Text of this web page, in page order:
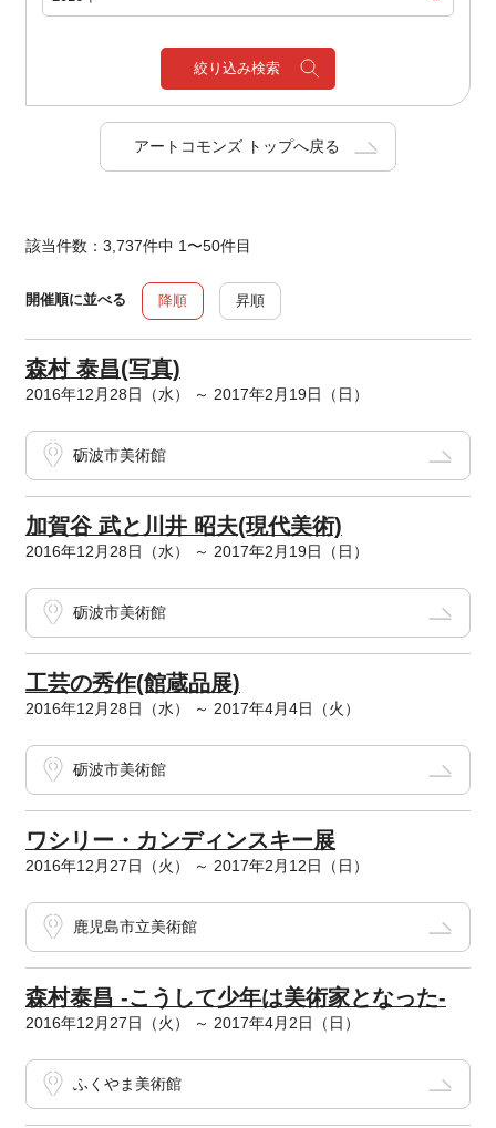
絞り込み検索
アートコモンズ トップへ戻る
該当件数：3,737件中 1〜50件目
開催順に並べる 降順 昇順
森村 泰昌(写真)
2016年12月28日（水） ～ 2017年2月19日（日）
砺波市美術館
加賀谷 武と川井 昭夫(現代美術)
2016年12月28日（水） ～ 2017年2月19日（日）
砺波市美術館
工芸の秀作(館蔵品展)
2016年12月28日（水） ～ 2017年4月4日（火）
砺波市美術館
ワシリー・カンディンスキー展
2016年12月27日（火） ～ 2017年2月12日（日）
鹿児島市立美術館
森村泰昌 -こうして少年は美術家となった-
2016年12月27日（火） ～ 2017年4月2日（日）
ふくやま美術館